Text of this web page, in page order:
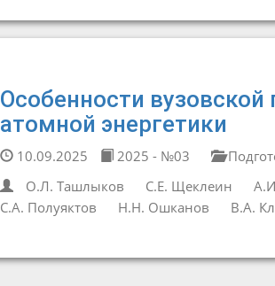
Особенности вузовской
атомной энергетики
10.09.2025 2025 - №03
О.Л. Ташлыков
С.Е. Щеклеин
С.А. Полуяктов
Н.Н. Ошканов В.А.